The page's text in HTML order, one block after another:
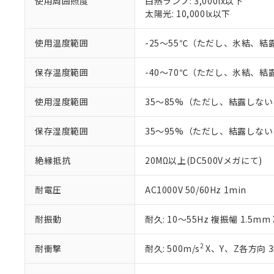
太陽光: 10,000lx以下
使用温度範囲 -25～55℃（ただし、氷結、結
保存温度範囲 -40～70℃（ただし、氷結、結
使用湿度範囲 35～85%（ただし、結露しない
保存湿度範囲 35～95%（ただし、結露しない
絶縁抵抗 20MΩ以上(DC500Vメガにて)
耐電圧 AC1000V 50/60Hz 1min
耐振動 耐久: 10～55Hz 複振幅 1.5mm
耐衝撃 耐久: 500m/s2X、Y、Z各方向
以下の条件をお読
本サービス
くものです。
在庫状況お
のであり、
い。
正式な納期
当社販売員
在庫状況お
す。
マイパーツ
ている必要が
お客様が当
が、当社の
さい。
※当社の共同
いる法人を指
があります。
*EU RoHS指令（10物質
鉛(Pb) 1000ppm以下、
六価クロム(Cr(Ⅵ))
ル（DBP） 1000ppm
※2 対応予定月
部品在庫の切り替
※3 非含有証明
下記の非含有証明
「○」：最大均質
「－」：未確認で
*中国RoHS10物質の基
Cr(Ⅵ)(六価クロム) :
DBP(フタル酸ジブチル
DEHP(フタル酸ビス(2-
※2 環境保護使
味します。
「－」：未確認で
当社は、こ
当社は規制
ます。
当社は貴社
置等に一切
当社は、貴
たしません。
記
号
説明
○ 一定数以
△ 一定数に
－
在庫な
白